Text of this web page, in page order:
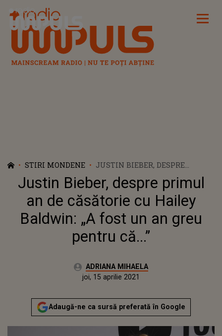
Radio Impuls
STIRI MONDENE
JUSTIN BIEBER, DESPRE
PRIMUL AN DE CĂSĂTORIE CU
HAILEY BALDWIN: „A FOST UN
AN GREU PENTRU CĂ...”
Justin Bieber, despre primul
an de căsătorie cu Hailey
Baldwin: „A fost un an greu
pentru că...”
Autor:ADRIANA MIHAELA
miercuri, 14 aprilie 2021Actualizat:
joi, 15 aprilie 2021
Adaugă-ne ca sursă preferată în Google